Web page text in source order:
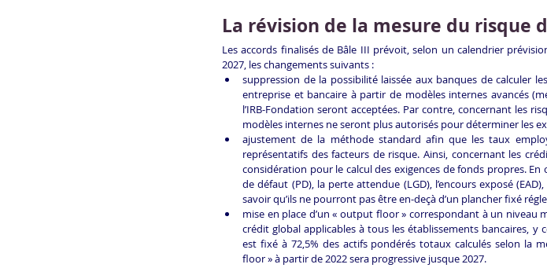
La révision de la mesure du risque
Les accords finalisés de Bâle III prévoit, selon un calendrier
2027, les changements suivants :
suppression de la possibilité laissée aux banques de calculer
entreprise et bancaire à partir de modèles internes avancés
l’IRB-Fondation seront acceptées. Par contre, concernant les
modèles internes ne seront plus autorisés pour déterminer les
ajustement de la méthode standard afin que les taux
représentatifs des facteurs de risque. Ainsi, concernant les
considération pour le calcul des exigences de fonds propres.
de défaut (PD), la perte attendue (LGD), l’encours exposé
savoir qu’ils ne pourront pas être en-deçà d’un plancher fixé
mise en place d’un « output floor » correspondant à un
crédit global applicables à tous les établissements bancaires,
est fixé à 72,5% des actifs pondérés totaux calculés selon la
floor » à partir de 2022 sera progressive jusque 2027.